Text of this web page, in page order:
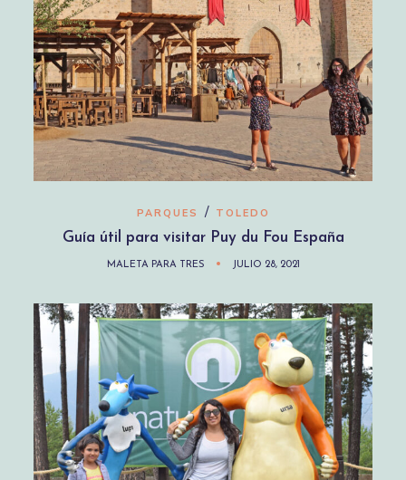
PARQUES / TOLEDO
Guía útil para visitar Puy du Fou España
MALETA PARA TRES JULIO 28, 2021